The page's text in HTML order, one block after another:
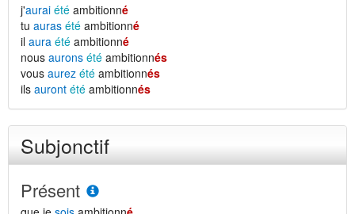
j'aurai été ambitionné
tu auras été ambitionné
il aura été ambitionné
nous aurons été ambitionnés
vous aurez été ambitionnés
ils auront été ambitionnés
Subjonctif
Présent